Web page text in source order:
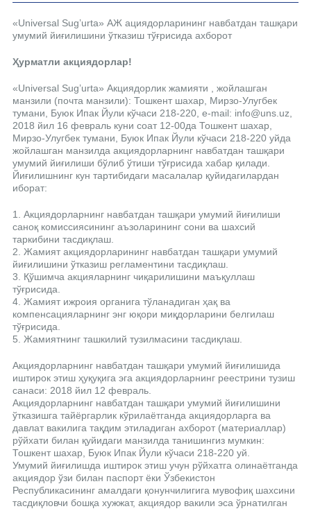
«Universal Sug’urta» АЖ ациядорларининг навбатдан ташқари
умумий йиғилишини ўтказиш тўғрисида ахборот
Ҳурматли акциядорлар!
«Universal Sug’urta» Акциядорлик жамияти , жойлашган
манзили (почта манзили): Тошкент шахар, Мирзо-Улугбек
тумани, Буюк Ипак Йули кўчаси 218-220, e-mail: info@uns.uz,
2018 йил 16 февраль куни соат 12-00да Тошкент шахар,
Мирзо-Улугбек тумани, Буюк Ипак Йули кўчаси 218-220 уйда
жойлашган манзилда акциядорларнинг навбатдан ташқари
умумий йиғилиши бўлиб ўтиши тўғрисида хабар қилади.
Йиғилишнинг кун тартибидаги масалалар қуйидагилардан
иборат:
1. Акциядорларнинг навбатдан ташқари умумий йиғилиши
саноқ комиссиясининг аъзоларининг сони ва шахсий
таркибини тасдиқлаш.
2. Жамият акциядорларининг навбатдан ташқари умумий
йиғилишини ўтказиш регламентини тасдиқлаш.
3. Қўшимча акцияларнинг чиқарилишини маъқуллаш
тўғрисида.
4. Жамият ижроия органига тўланадиган ҳақ ва
компенсацияларнинг энг юқори миқдорларини белгилаш
тўғрисида.
5. Жамиятнинг ташкилий тузилмасини тасдиқлаш.
Акциядорларнинг навбатдан ташқари умумий йиғилишида
иштирок этиш ҳуқуқига эга акциядорларнинг реестрини тузиш
санаси: 2018 йил 12 февраль.
Акциядорларнинг навбатдан ташқари умумий йиғилишини
ўтказишга тайёргарлик кўрилаётганда акциядорларга ва
давлат вакилига тақдим этиладиган ахборот (материаллар)
рўйхати билан қуйидаги манзилда танишингиз мумкин:
Тошкент шахар, Буюк Ипак Йули кўчаси 218-220 уй.
Умумий йиғилишда иштирок этиш учун рўйхатга олинаётганда
акциядор ўзи билан паспорт ёки Ўзбекистон
Республикасининг амалдаги қонунчилигига мувофиқ шахсини
тасдиқловчи бошқа хужжат, акциядор вакили эса ўрнатилган